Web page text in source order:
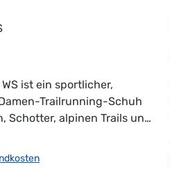
WS ist ein sportlicher,
Trailrunning-Schuh
Schotter, alpinen Trails und
zuverlässigen
Grip – ideal für